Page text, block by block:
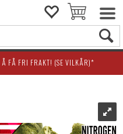
Å FÅ FRI FRAKT! (SE VILKÅR)*